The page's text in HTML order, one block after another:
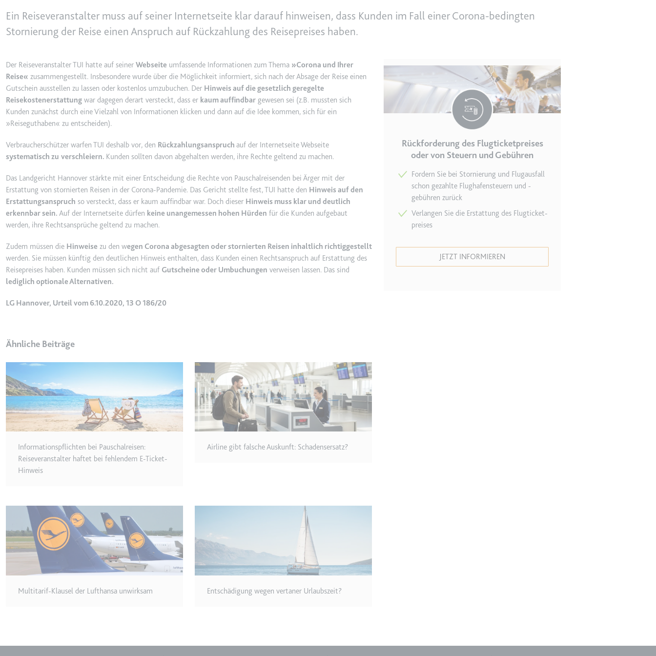
_ga_#
Anbieter:
smartlaw.de
senden. Erfasst den Besucher über Geräte und Marketingkanäle hinweg.
Ablauf:
2 Jahre
Typ:
HTTP-Cookie
Zweck:
Wird verwendet, um die Effizienz der Werbeaktivitäten der Website zu messen, indem Daten über die
Ablauf:
3 Monate
_gcl_ls
Anbieter:
www.googletagmanager.com
Zweck:
Verfolgt die Konversionsrate zwischen dem Nutzer und den Werbebannern auf der Website - Dies dient
der Optimierung der Relevanz der Werbung auf der Website.
Typ:
Zweck:
Wird verwendet, um die Interaktion der Nutzer mit eingebetteten Inhalten zu verfolgen.
180 Tage
Typ:
HTTP-Cookie
__Secure-YEC
Zweck:
__Secure-YNID
Anbieter:
youtube.com
Zweck:
Wird verwendet, um die Interaktion der Nutzer mit eingebetteten Inhalten zu verfolgen.
180 Tage
Typ:
HTTP-Cookie
Ablauf:
Sitzung
Typ:
HTTP-Cookie
Ein Reiseveranstalter muss auf seiner Internetseite klar darauf hinweisen, dass Kunden im Fall einer Corona-bedingten
Stornierung der Reise einen Anspruch auf Rückzahlung des Reisepreises haben.
Der Reiseveranstalter TUI hatte auf seiner Webseite umfassende Informationen zum Thema »Corona und Ihrer
Reise« zusammengestellt. Insbesondere wurde über die Möglichkeit informiert, sich nach der Absage der Reise einen
Gutschein ausstellen zu lassen oder kostenlos umzubuchen. Der Hinweis auf die gesetzlich geregelte
Reisekostenerstattung war dagegen derart versteckt, dass er kaum auffindbar gewesen sei (z.B. mussten sich
Kunden zunächst durch eine Vielzahl von Informationen klicken und dann auf die Idee kommen, sich für ein
»Reiseguthaben« zu entscheiden).
Verbraucherschützer warfen TUI deshalb vor, den Rückzahlungsanspruch auf der Internetseite Webseite
systematisch zu verschleiern. Kunden sollten davon abgehalten werden, ihre Rechte geltend zu machen.
Das Landgericht Hannover stärkte mit einer Entscheidung die Rechte von Pauschalreisenden bei Ärger mit der
Erstattung von stornierten Reisen in der Corona-Pandemie. Das Gericht stellte fest, TUI hatte den Hinweis auf den
Erstattungsanspruch so versteckt, dass er kaum auffindbar war. Doch dieser Hinweis muss klar und deutlich
erkennbar sein. Auf der Internetseite dürfen keine unangemessen hohen Hürden für die Kunden aufgebaut
werden, ihre Rechtsansprüche geltend zu machen.
Zudem müssen die Hinweise zu den wegen Corona abgesagten oder stornierten Reisen inhaltlich richtiggestellt
werden. Sie müssen künftig den deutlichen Hinweis enthalten, dass Kunden einen Rechtsanspruch auf Erstattung des
Reisepreises haben. Kunden müssen sich nicht auf Gutscheine oder Umbuchungen verweisen lassen. Das sind
lediglich optionale Alternativen.
LG Hannover, Urteil vom 6.10.2020, 13 O 186/20
Ähnliche Beiträge
Informationspflichten bei Pauschalreisen:
Reiseveranstalter haftet bei fehlendem E-Ticket-
Hinweis
Airline gibt falsche Auskunft: Schadensersatz?
Multitarif-Klausel der Lufthansa unwirksam Entschädigung wegen vertaner Urlaubszeit?
Rückforderung des Flugticketpreises
oder von Steuern und Gebühren
Fordern Sie bei Stornierung und Flugausfall
schon gezahlte Flughafen­steuern und -
gebühren zurück
Verlangen Sie die Erstattung des Flugticket­
preises
JETZT INFORMIEREN